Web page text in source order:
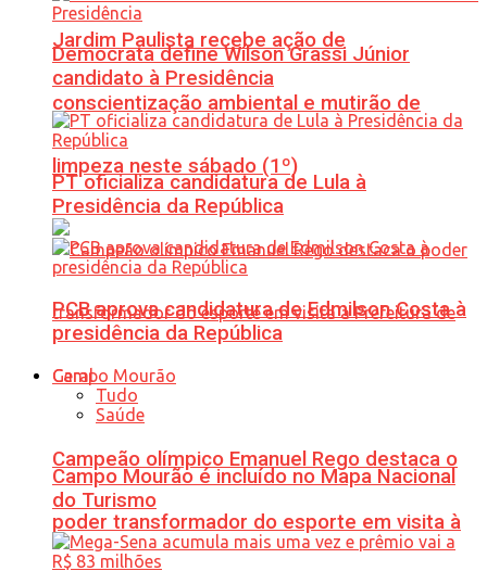
Jardim Paulista recebe ação de
conscientização ambiental e mutirão de
limpeza neste sábado (1º)
Campeão olímpico Emanuel Rego destaca o
poder transformador do esporte em visita à
Democrata define Wilson Grassi Júnior
candidato à Presidência
PT oficializa candidatura de Lula à
Presidência da República
PCB aprova candidatura de Edmilson Costa à
presidência da República
Geral
Tudo
Saúde
Campo Mourão é incluído no Mapa Nacional
do Turismo